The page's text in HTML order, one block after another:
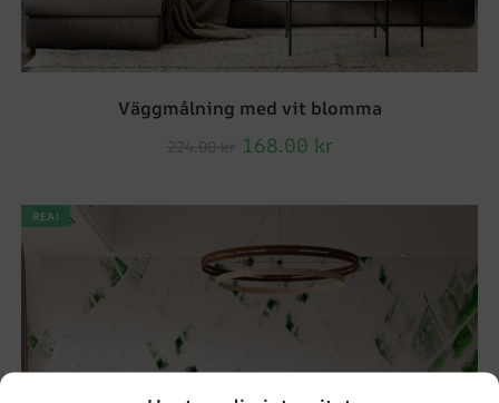
Väggmålning med vit blomma
168.00 kr
REA!